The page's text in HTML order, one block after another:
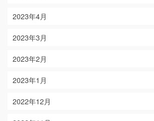
2023年4月
2023年3月
2023年2月
2023年1月
2022年12月